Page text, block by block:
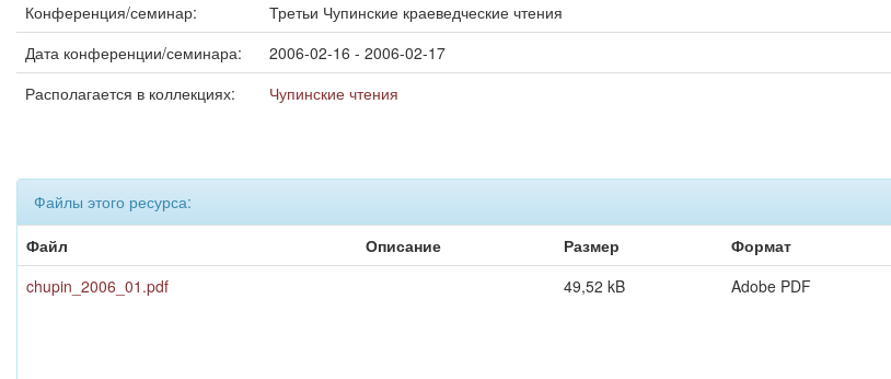
Конференция/семинар:
Третьи Чупинские краеведческие чтения
Дата конференции/семинара:
2006-02-16 - 2006-02-17
Располагается в коллекциях:
Чупинские чтения
Файлы этого ресурса:
Файл
Описание Размер
Формат
chupin_2006_01.pdf
49,52 kB Adobe PDF